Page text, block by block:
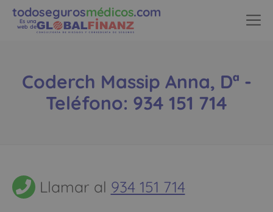
todosegurosmédicos.com
Es una
web de
Coderch Massip Anna, Dª -
Teléfono: 934 151 714
Llamar al 934 151 714